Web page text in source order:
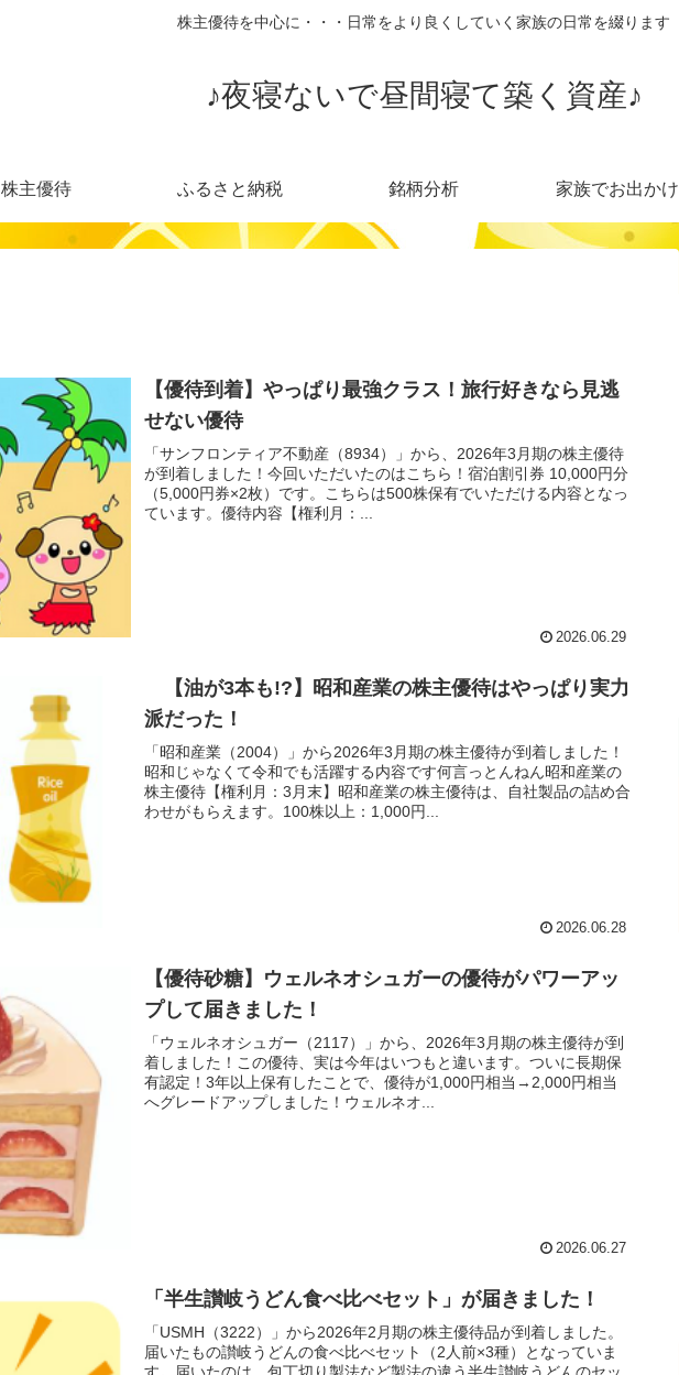
株主優待を中心に・・・日常をより良くしていく家族の日常を綴ります
♪夜寝ないで昼間寝て築く資産♪
株主優待 ふるさと納税 銘柄分析 家族でお出かけ
【優待到着】やっぱり最強クラス！旅行好きなら見逃
せない優待
「サンフロンティア不動産（8934）」から、2026年3月期の株主優待
が到着しました！今回いただいたのはこちら！宿泊割引券 10,000円分
（5,000円券×2枚）です。こちらは500株保有でいただける内容となっ
ています。優待内容【権利月：...
2026.06.29
【油が3本も!?】昭和産業の株主優待はやっぱり実力
派だった！
「昭和産業（2004）」から2026年3月期の株主優待が到着しました！
昭和じゃなくて令和でも活躍する内容です何言っとんねん昭和産業の
株主優待【権利月：3月末】昭和産業の株主優待は、自社製品の詰め合
わせがもらえます。100株以上：1,000円...
2026.06.28
【優待砂糖】ウェルネオシュガーの優待がパワーアッ
プして届きました！
「ウェルネオシュガー（2117）」から、2026年3月期の株主優待が到
着しました！この優待、実は今年はいつもと違います。ついに長期保
有認定！3年以上保有したことで、優待が1,000円相当→2,000円相当
へグレードアップしました！ウェルネオ...
2026.06.27
「半生讃岐うどん食べ比べセット」が届きました！
「USMH（3222）」から2026年2月期の株主優待品が到着しました。
届いたもの讃岐うどんの食べ比べセット（2人前×3種）となっていま